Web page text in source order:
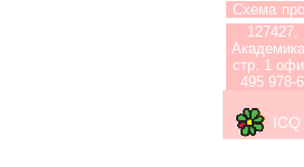
Схема
стр. 1
495 978-